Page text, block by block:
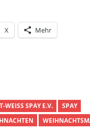
X Mehr
WEISS SPAY E.V.
SPAY